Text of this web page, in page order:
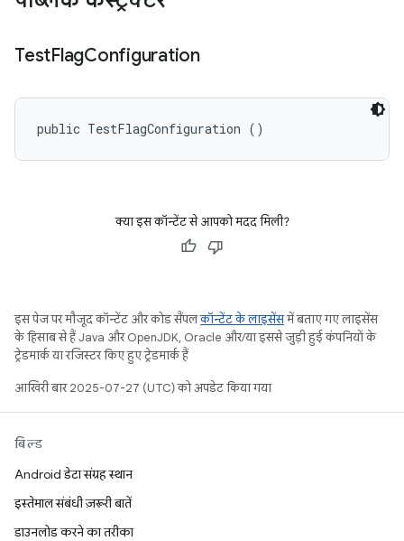
TestFlagConfiguration
public TestFlagConfiguration ()
क्या इस कॉन्टेंट से आपको मदद मिली?
इस पेज पर मौजूद कॉन्टेंट और कोड सैंपलकॉन्टेंट के लाइसेंसमें बताए गए लाइसेंस
के हिसाब से हैं. Java और OpenJDK, Oracle और/या इससे जुड़ी हुई कंपनियों के
ट्रेडमार्क या रजिस्टर किए हुए ट्रेडमार्क हैं.
आखिरी बार 2025-07-27 (UTC) को अपडेट किया गया.
बिल्ड
Android डेटा संग्रह स्थान
इस्तेमाल संबंधी ज़रूरी बातें
डाउनलोड करने का तरीका